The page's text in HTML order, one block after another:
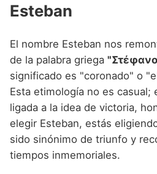
Nombres de niño que
Nombres de niño que
Nombres de niño que
Nombres de niño que
Nombres de niño que
Nombres de niño que
Esteban
El nombre Esteban nos
de la palabra griega
significado es "coronado" o
Esta etimología no es casual;
ligada a la idea de victoria,
elegir Esteban, estás
sido sinónimo de triunfo y
tiempos inmemoriales.